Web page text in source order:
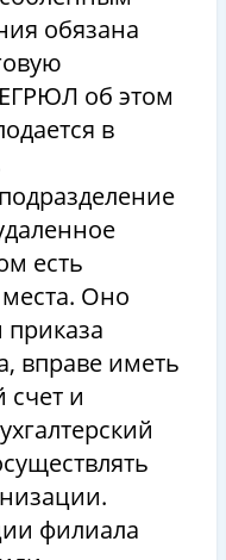
обязана
об этом
в
есть
Оно
приказа
вправе иметь
счет и
филиала